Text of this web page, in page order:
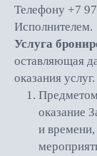
Телефону +7
Исполнителем.
Услуга
оставляющая
оказания услуг.
оказание
и